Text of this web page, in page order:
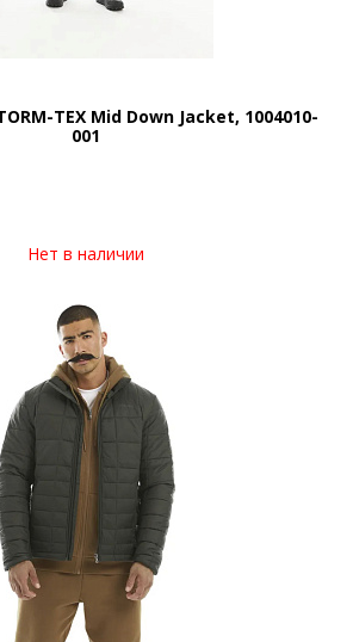
TEX Mid Down Jacket, 1004010-
001
Нет в наличии